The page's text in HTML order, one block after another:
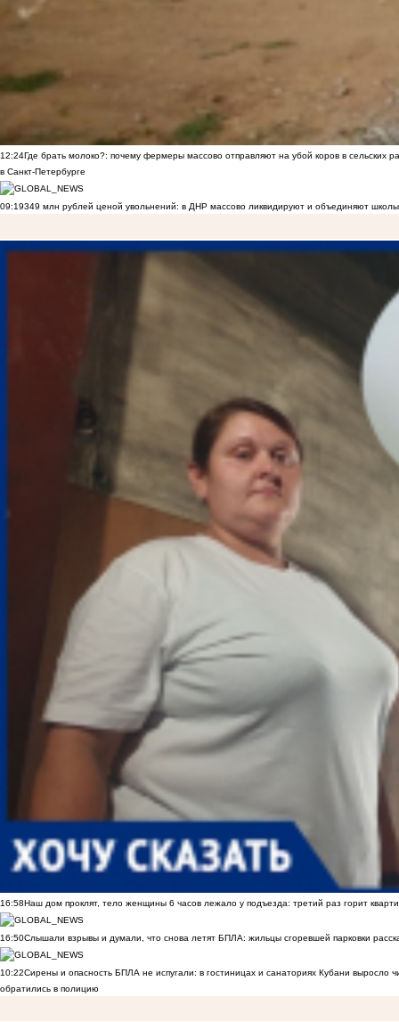
12:24Где брать молоко?: почему фермеры массово отправляют на убой коров в сельских
в Санкт-Петербурге
09:19349 млн рублей ценой увольнений: в ДНР массово ликвидируют и объединяют
16:58Наш дом проклят, тело женщины 6 часов лежало у подъезда: третий раз горит
16:50Слышали взрывы и думали, что снова летят БПЛА: жильцы сгоревшей парковки
10:22Сирены и опасность БПЛА не испугали: в гостиницах и санаториях Кубани выросло
обратились в полицию